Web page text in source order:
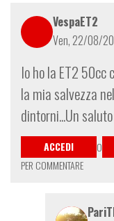
VespaET2
Ven, 22/08/
Io ho la ET2 50cc
la mia salvezza
dintorni...Un
ACCEDI O
PER COMMENTARE